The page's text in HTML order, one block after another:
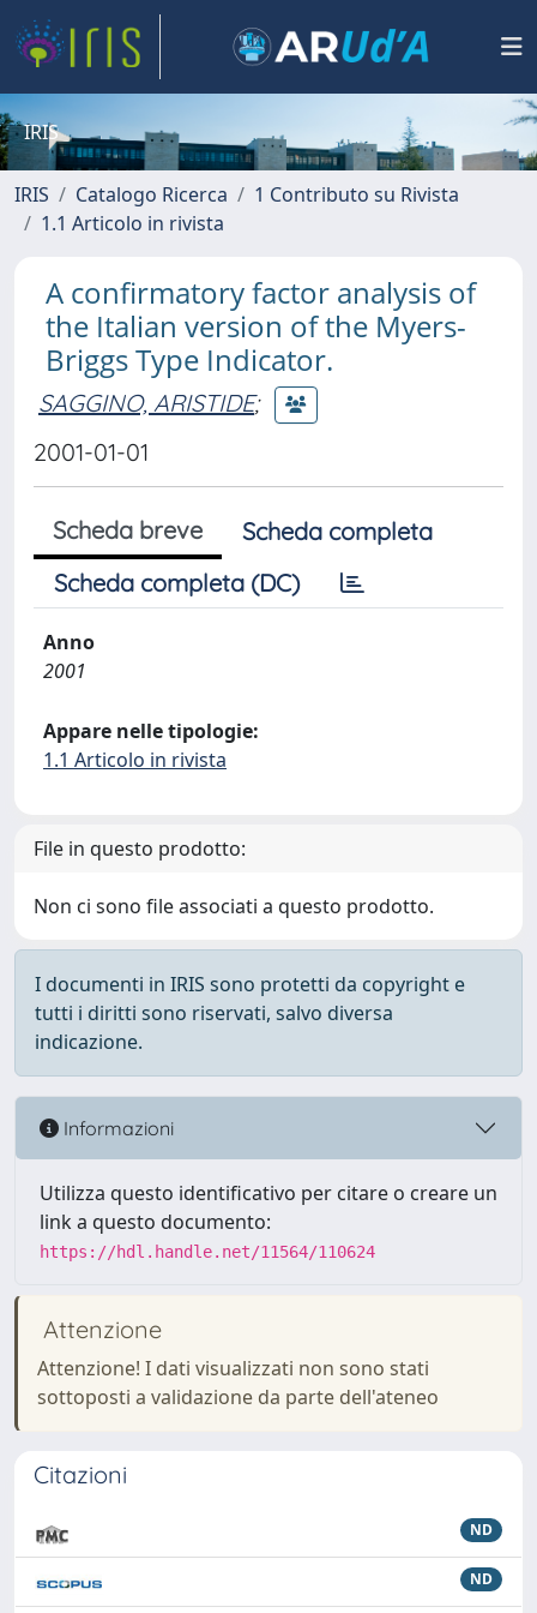
IRIS
IRIS Catalogo Ricerca
1 Contributo su Rivista
1.1 Articolo in rivista
A confirmatory factor analysis of
the Italian version of the Myers-
Briggs Type Indicator.
SAGGINO, ARISTIDE;
2001-01-01
Scheda breve
Scheda completa
Scheda completa (DC)
Anno
2001
Appare nelle tipologie:
1.1 Articolo in rivista
File in questo prodotto:
Non ci sono file associati a questo prodotto.
I documenti in IRIS sono protetti da copyright e
tutti i diritti sono riservati, salvo diversa
indicazione.
Informazioni
Utilizza questo identificativo per citare o creare un
link a questo documento:
https://hdl.handle.net/11564/110624
Attenzione
Attenzione! I dati visualizzati non sono stati
sottoposti a validazione da parte dell'ateneo
Citazioni
ND
ND